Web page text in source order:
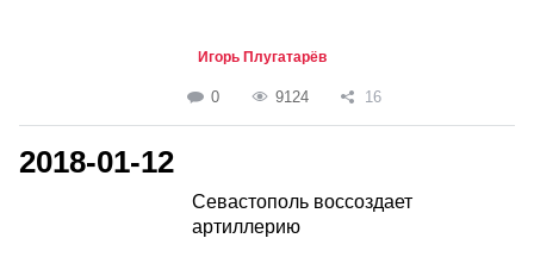
Игорь Плугатарёв
0 9124 16
2018-01-12
Севастополь воссоздает
артиллерию